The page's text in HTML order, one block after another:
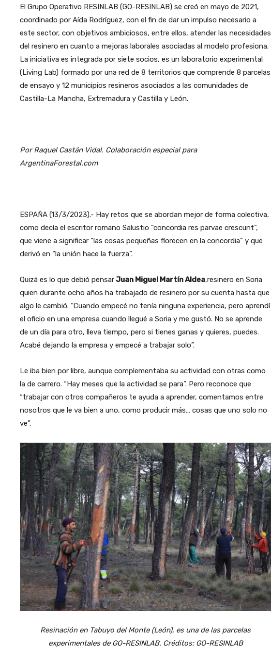
El Grupo Operativo RESINLAB (GO-RESINLAB) se creó en mayo de 2021,
coordinado por Aída Rodríguez, con el fin de dar un impulso necesario a
este sector, con objetivos ambiciosos, entre ellos, atender las necesidades
del resinero en cuanto a mejoras laborales asociadas al modelo profesiona.
La iniciativa es integrada por siete socios, es un laboratorio experimental
(Living Lab) formado por una red de 8 territorios que comprende 8 parcelas
de ensayo y 12 municipios resineros asociados a las comunidades de
Castilla-La Mancha, Extremadura y Castilla y León.
Por Raquel Castán Vidal. Colaboración especial para
ArgentinaForestal.com
ESPAÑA (13/3/2023).- Hay retos que se abordan mejor de forma colectiva,
como decía el escritor romano Salustio “concordia res parvae crescunt”,
que viene a significar “las cosas pequeñas florecen en la concordia” y que
derivó en “la unión hace la fuerza”.
Quizá es lo que debió pensarJuan Miguel Martín Aldea,resinero en Soria
quien durante ocho años ha trabajado de resinero por su cuenta hasta que
algo le cambió. “Cuando empecé no tenía ninguna experiencia, pero aprendí
el oficio en una empresa cuando llegué a Soria y me gustó. No se aprende
de un día para otro, lleva tiempo, pero si tienes ganas y quieres, puedes.
Acabé dejando la empresa y empecé a trabajar solo”.
Le iba bien por libre, aunque complementaba su actividad con otras como
la de carrero. “Hay meses que la actividad se para”. Pero reconoce que
“trabajar con otros compañeros te ayuda a aprender, comentamos entre
nosotros que le va bien a uno, como producir más… cosas que uno solo no
ve”.
Resinación en Tabuyo del Monte (León), es una de las parcelas
experimentales de GO-RESINLAB. Créditos: GO-RESINLAB